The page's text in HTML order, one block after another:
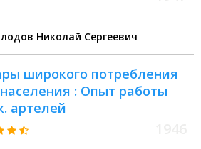
Николай Сергеевич
широкого потребления
: Опыт работы
артелей